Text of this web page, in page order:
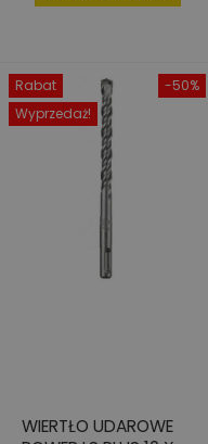
-50%
Rabat
Wyprzedaż!
WIERTŁO UDAROWE